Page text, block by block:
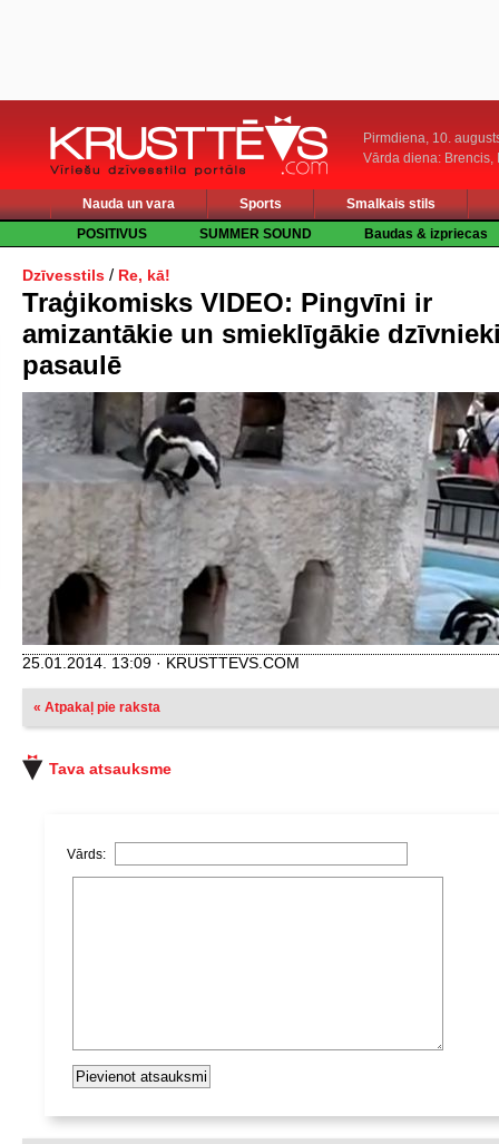
Pirmdiena, 10.
Vārda diena: Brencis,
Nauda un vara Sports
Smalkais stils
POSITIVUS
SUMMER SOUND Baudas & izpriecas
Dzīvesstils / Re, kā!
Traģikomisks VIDEO: Pingvīni ir
amizantākie un smieklīgākie
pasaulē
25.01.2014. 13:09 · KRUSTTEVS.COM
« Atpakaļ pie raksta
Tava atsauksme
Vārds: